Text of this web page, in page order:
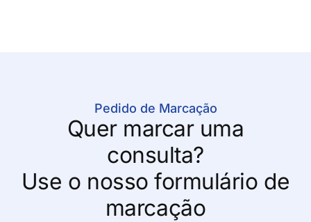
Pedido de Marcação
Quer marcar uma
consulta?
Use o nosso formulário de
marcação